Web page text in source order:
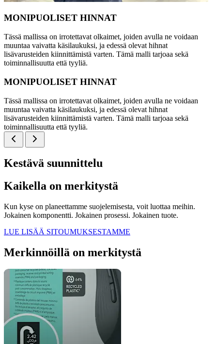
MONIPUOLISET HINNAT
Tässä mallissa on irrotettavat olkaimet, joiden avulla ne voidaan
muuntaa vaivatta käsilaukuksi, ja edessä olevat hihnat
lisävarusteiden kiinnittämistä varten. Tämä malli tarjoaa sekä
toiminnallisuutta että tyyliä.
MONIPUOLISET HINNAT
Tässä mallissa on irrotettavat olkaimet, joiden avulla ne voidaan
muuntaa vaivatta käsilaukuksi, ja edessä olevat hihnat
lisävarusteiden kiinnittämistä varten. Tämä malli tarjoaa sekä
toiminnallisuutta että tyyliä.
Kestävä suunnittelu
Kaikella on merkitystä
Kun kyse on planeettamme suojelemisesta, voit luottaa meihin.
Jokainen komponentti. Jokainen prosessi. Jokainen tuote.
LUE LISÄÄ SITOUMUKSESTAMME
Merkinnöillä on merkitystä